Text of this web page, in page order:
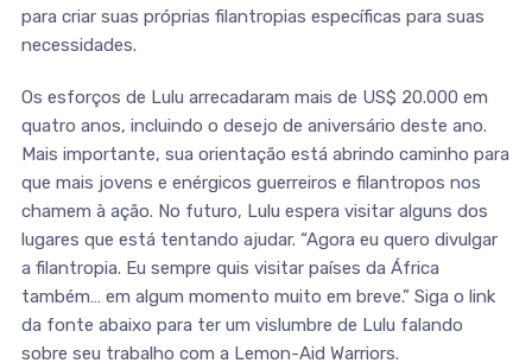
para criar suas próprias filantropias específicas para suas
necessidades.
Os esforços de Lulu arrecadaram mais de US$ 20.000 em
quatro anos, incluindo o desejo de aniversário deste ano.
Mais importante, sua orientação está abrindo caminho para
que mais jovens e enérgicos guerreiros e filantropos nos
chamem à ação. No futuro, Lulu espera visitar alguns dos
lugares que está tentando ajudar. “Agora eu quero divulgar
a filantropia. Eu sempre quis visitar países da África
também… em algum momento muito em breve.” Siga o link
da fonte abaixo para ter um vislumbre de Lulu falando
sobre seu trabalho com a Lemon-Aid Warriors.